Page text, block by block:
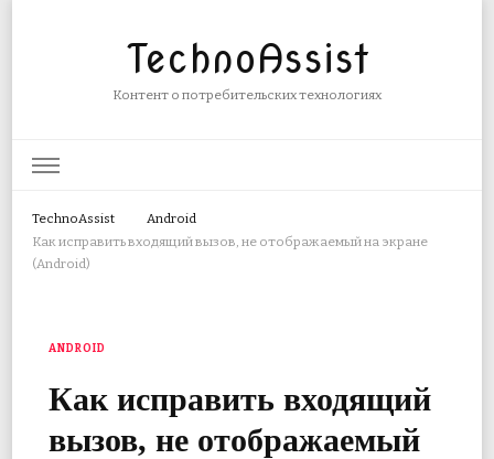
TechnoAssist
Контент о потребительских технологиях
TechnoAssist
Android
Как исправить входящий вызов, не отображаемый на экране
(Android)
ANDROID
Как исправить входящий
вызов, не отображаемый